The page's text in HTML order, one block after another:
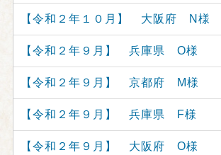
【令和２年１０月】 大阪府 N様
【令和２年９月】 兵庫県 O様
【令和２年９月】 京都府 M様
【令和２年９月】 兵庫県 F様
【令和２年９月】 大阪府 O様